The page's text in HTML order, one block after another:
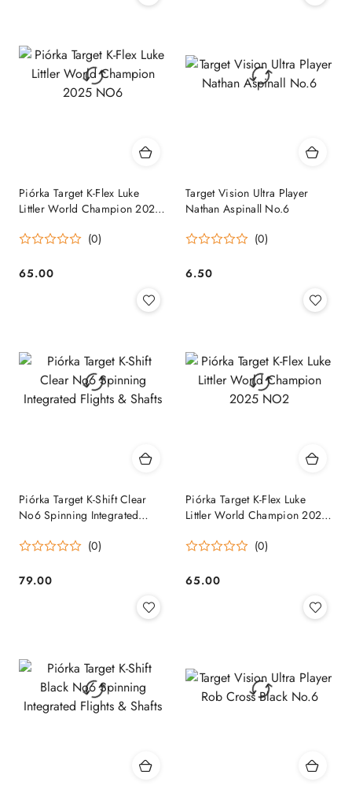
Piórka Target K-Flex Luke
Littler World Champion 2025
(0)
Cena:
65.00
Target Vision Ultra Player
Nathan Aspinall No.6
(0)
Cena:
6.50
Piórka Target K-Shift Clear
No6 Spinning Integrated
(0)
Cena:
79.00
Piórka Target K-Flex Luke
Littler World Champion 2025
(0)
Cena:
65.00